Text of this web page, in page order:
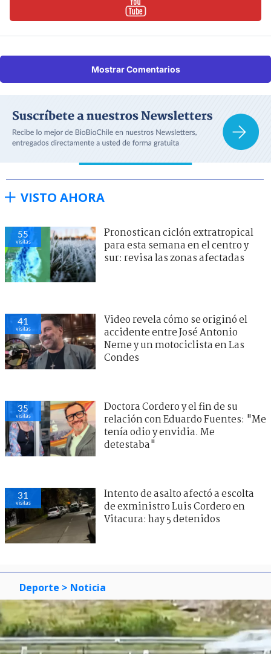
Mostrar Comentarios
VISTO AHORA
55
visitas
Pronostican ciclón extratropical
para esta semana en el centro y
sur: revisa las zonas afectadas
41
visitas
Video revela cómo se originó el
accidente entre José Antonio
Neme y un motociclista en Las
Condes
35
visitas
Doctora Cordero y el fin de su
relación con Eduardo Fuentes: "Me
tenía odio y envidia. Me
detestaba"
31
visitas
Intento de asalto afectó a escolta
de exministro Luis Cordero en
Vitacura: hay 5 detenidos
Deporte > Noticia